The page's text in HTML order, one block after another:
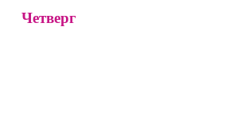
Четверг